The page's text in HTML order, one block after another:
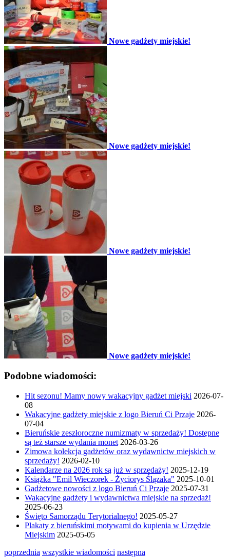
Nowe gadżety miejskie!
Nowe gadżety miejskie!
Nowe gadżety miejskie!
Nowe gadżety miejskie!
Podobne wiadomości:
Hit sezonu! Mamy nowy wakacyjny gadżet miejski 2026-07-
08
Wakacyjne gadżety miejskie z logo Bieruń Ci Przaje 2026-
07-04
Bieruńskie zeszłoroczne numizmaty w sprzedaży! Dostępne
są też starsze wydania monet 2026-03-26
Zimowa kolekcja gadżetów oraz wydawnictw miejskich w
sprzedaży! 2026-02-10
Kalendarze na 2026 rok są już w sprzedaży! 2025-12-19
Książka "Emil Wieczorek - Życiorys Ślązaka" 2025-10-01
Gadżetowe nowości z logo Bieruń Ci Przaje 2025-07-31
Wakacyjne gadżety i wydawnictwa miejskie na sprzedaż!
2025-06-23
Święto Samorządu Terytorialnego! 2025-05-27
Plakaty z bieruńskimi motywami do kupienia w Urzędzie
Miejskim 2025-05-05
poprzednia wszystkie wiadomości następna